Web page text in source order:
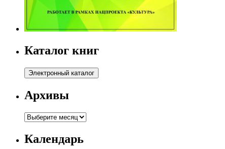
Каталог книг
Архивы
Архивы
Календарь